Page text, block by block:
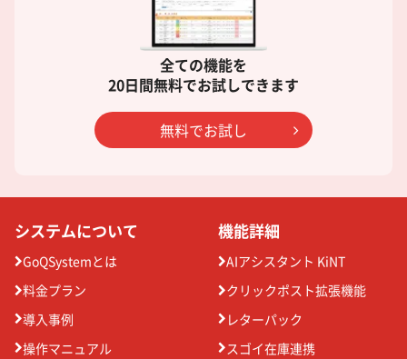
全ての機能を
20日間無料でお試しできます
無料でお試し
システムについて
GoQSystemとは
料金プラン
導入事例
操作マニュアル
機能詳細
AIアシスタント KiNT
クリックポスト拡張機能
レターパック
スゴイ在庫連携